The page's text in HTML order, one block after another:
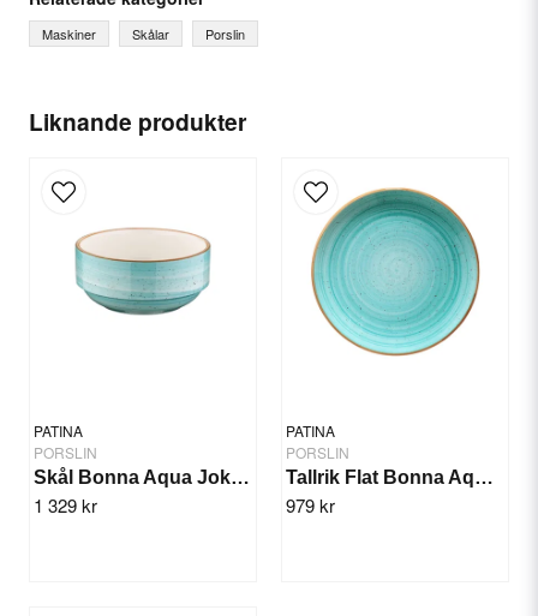
Liknande produkter
PATINA
PORSLIN
Skål Bonna Aqua Joker 14cm/12st
1 329 kr
PATINA
PORSLIN
Tallrik Flat Bonna Aqua 30cm/6st
979 kr
Ditt namn
email
E-postadress
Ja, ni får publicera min fråga
Maskiner Skålar Porslin